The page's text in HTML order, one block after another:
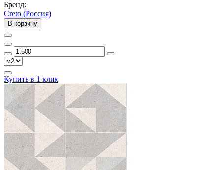
Бренд:
Creto (Россия)
В корзину
Купить в 1 клик